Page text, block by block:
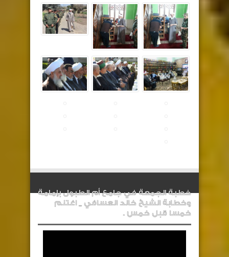
خطبة الجمعة في جامع أم الطبول بإمامة
وخطابة الشيخ خالد العسافي _ اغتنم
خمسا قبل خمس .